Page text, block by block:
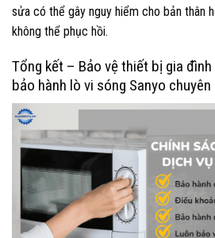
sửa có thể gây nguy hiểm cho bản thân
không thể phục hồi.
Tổng kết – Bảo vệ thiết bị gia
bảo hành lò vi sóng Sanyo chuyên